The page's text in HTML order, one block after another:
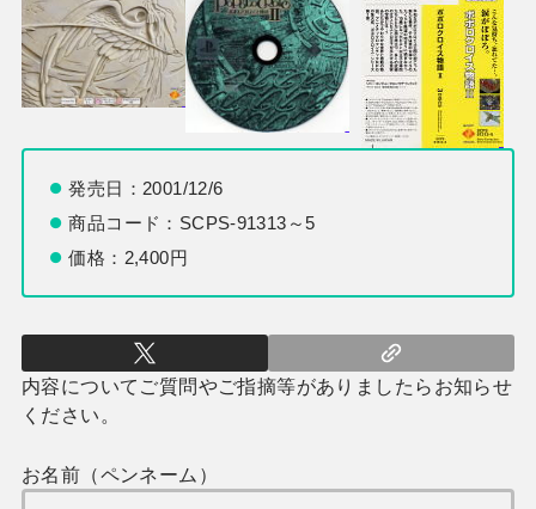
発売日：2001/12/6
商品コード：SCPS-91313～5
価格：2,400円
内容についてご質問やご指摘等がありましたらお知らせ
ください。
お名前（ペンネーム）